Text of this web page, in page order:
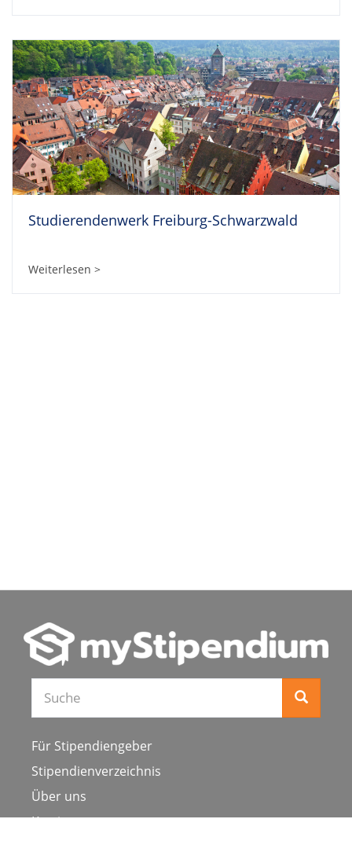
Studierendenwerk Freiburg-Schwarzwald
Weiterlesen >
Suche
Für Stipendiengeber
Stipendienverzeichnis
Über uns
Karriere